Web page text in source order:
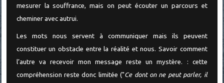
mesurer la souffrance, mais on peut écouter un parcours et
cheminer avec autrui.
Les mots nous servent à communiquer mais ils peuvent
constituer un obstacle entre la réalité et nous. Savoir comment
l’autre va recevoir mon message reste un mystère. : cette
compréhension reste donc limitée ("Ce dont on ne peut parler, il